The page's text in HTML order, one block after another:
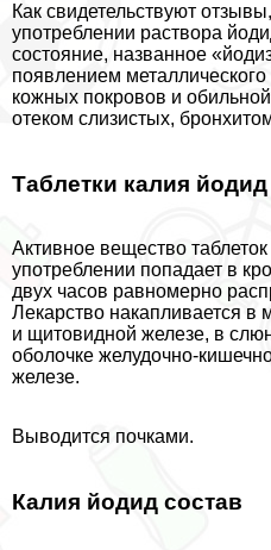
Как свидетельствуют
употрeблении раствора
состояние, названное
появлением
кожных покровов и
отеком слизистых,
Таблетки калия йодид
Активное вещество
употрeблении попадает в
двух часов равномерно
Лекарство накапливается в
и щитовидной железе, в
оболочке желудочно-
железе.
Выводится почками.
Калия йодид состав